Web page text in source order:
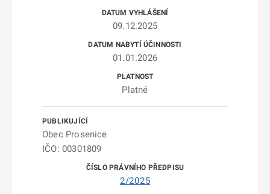
09.12.2025
01.01.2026
Platné
Obec Prosenice
IČO: 00301809
2/2025